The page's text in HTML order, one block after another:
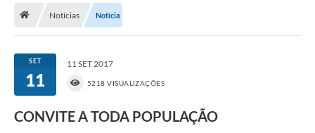
Portal da Transparência
Secretarias
Notícias Notícia
SET
11
11 SET 2017
5218 VISUALIZAÇÕES
CONVITE A TODA POPULAÇÃO